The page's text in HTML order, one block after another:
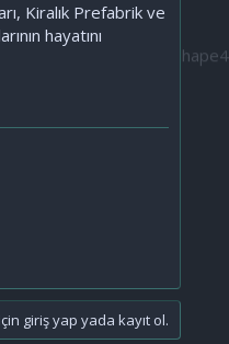
Kiralık Prefabrik ve
hayatını
giriş yap yada kayıt ol.